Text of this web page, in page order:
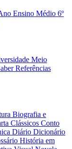
Ensino Médio 6º
Meio
Referências
Biografia e
Clássicos Conto
Diário Dicionário
História em